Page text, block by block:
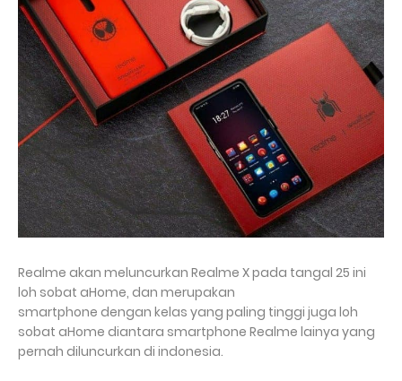
Realme akan meluncurkan Realme X pada tangal 25 ini
loh sobat aHome, dan merupakan
smartphone dengan kelas yang paling tinggi juga loh
sobat aHome diantara smartphone Realme lainya yang
pernah diluncurkan di indonesia.